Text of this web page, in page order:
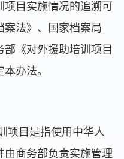
目实施情况的追溯可
案法》、国家档案局
部《对外援助培训项目
办法。
项目是指使用中华人
由商务部负责实施管理